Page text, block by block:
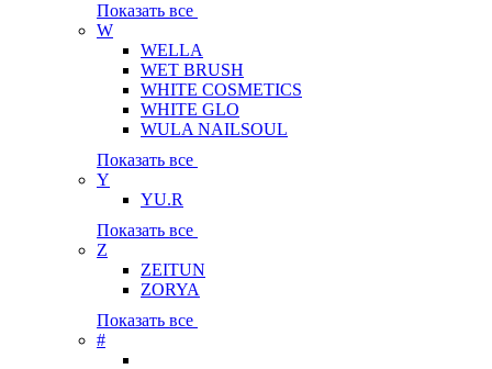
Показать все
W
WELLA
WET BRUSH
WHITE COSMETICS
WHITE GLO
WULA NAILSOUL
Показать все
Y
YU.R
Показать все
Z
ZEITUN
ZORYA
Показать все
#